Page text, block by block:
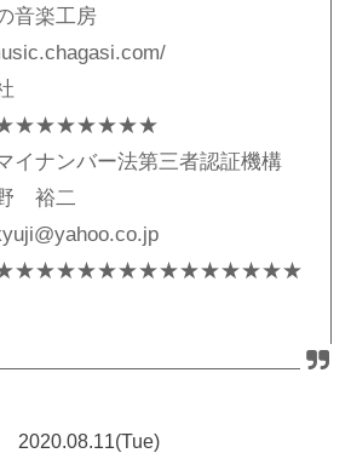
音楽工房
イナンバー法第三者認証機構
裕二
2020.08.11(Tue)